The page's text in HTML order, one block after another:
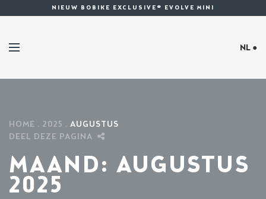
NIEUW BOBIKE EXCLUSIVE® EVOLVE MINI
NL ●
HOME 2025 AUGUSTUS
MAAND: AUGUSTUS
2025
DEEL DEZE PAGINA